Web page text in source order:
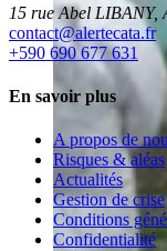
15 rue Abel LIBANY,
rf.atacetrela@tcatnoc
+590 690 677 631
En savoir plus
A propos de
Risques & aléas
Actualités
Gestion de crise
Conditions
Confidentialité